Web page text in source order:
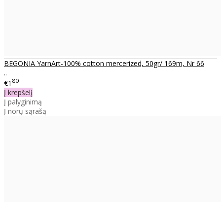
BEGONIA YarnArt-100% cotton mercerized, 50gr/ 169m, Nr 66
..
€1 80
Į krepšelį
Į palyginimą
Į norų sąrašą